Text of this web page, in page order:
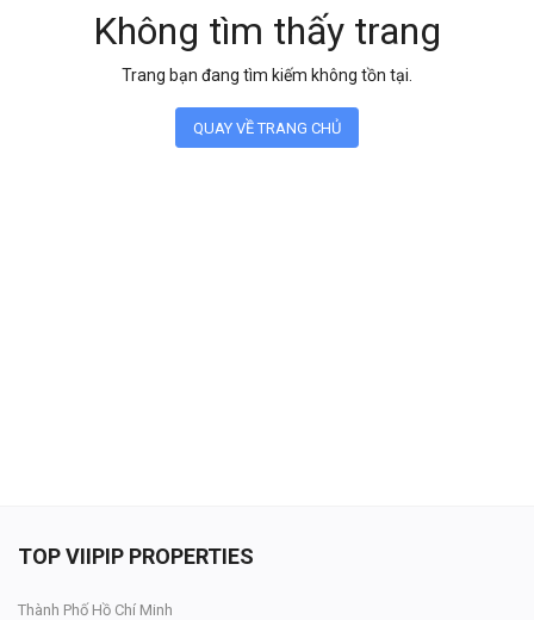
Tầm nhìn
Quy Trình/Hướng Dẫn Đầu Tư
Không tìm thấy trang
Trang bạn đang tìm kiếm không tồn tại.
QUAY VỀ TRANG CHỦ
TOP VIIPIP PROPERTIES
Thành Phố Hồ Chí Minh